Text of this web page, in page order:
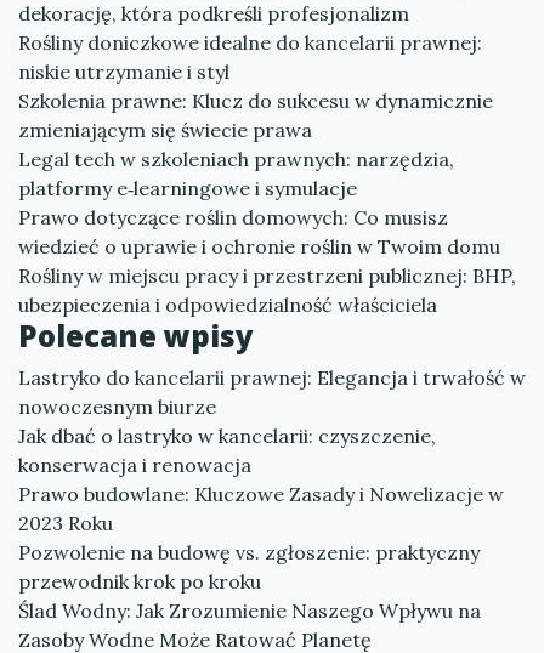
dekorację, która podkreśli profesjonalizm
Rośliny doniczkowe idealne do kancelarii prawnej:
niskie utrzymanie i styl
Szkolenia prawne: Klucz do sukcesu w dynamicznie
zmieniającym się świecie prawa
Legal tech w szkoleniach prawnych: narzędzia,
platformy e‑learningowe i symulacje
Prawo dotyczące roślin domowych: Co musisz
wiedzieć o uprawie i ochronie roślin w Twoim domu
Rośliny w miejscu pracy i przestrzeni publicznej: BHP,
ubezpieczenia i odpowiedzialność właściciela
Polecane wpisy
Lastryko do kancelarii prawnej: Elegancja i trwałość w
nowoczesnym biurze
Jak dbać o lastryko w kancelarii: czyszczenie,
konserwacja i renowacja
Prawo budowlane: Kluczowe Zasady i Nowelizacje w
2023 Roku
Pozwolenie na budowę vs. zgłoszenie: praktyczny
przewodnik krok po kroku
Ślad Wodny: Jak Zrozumienie Naszego Wpływu na
Zasoby Wodne Może Ratować Planetę